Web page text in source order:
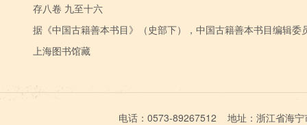
存八卷 九至十六
据《中国古籍善本书目》（史部下），中国古籍善本书目编辑
上海图书馆藏
电话：0573-89267512 地址：浙江省海